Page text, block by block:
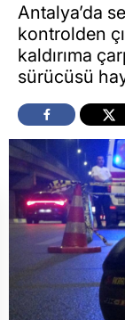
Antalya’da
kontrolden
kaldırıma
sürücüsü